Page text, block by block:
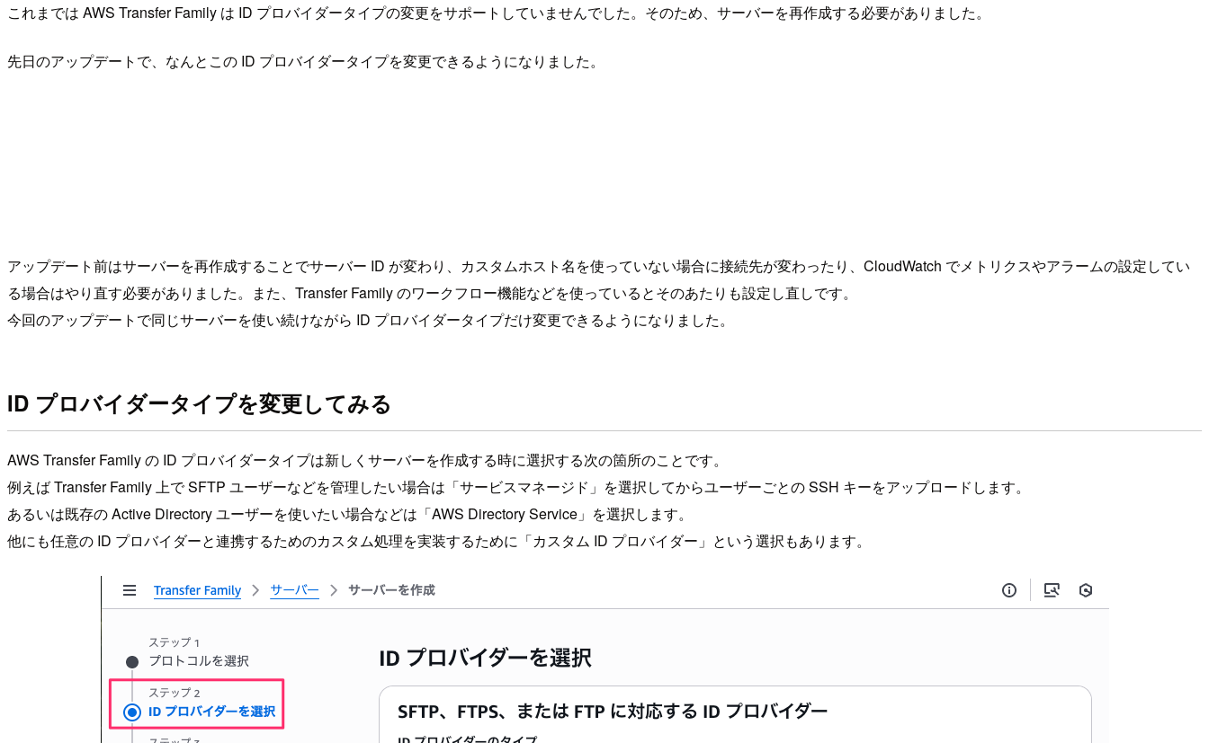
これまでは AWS Transfer Family は ID プロバイダータイプの変更をサポートしていませんでした。そのため、サーバーを再作成する必要がありました。
先日のアップデートで、なんとこの ID プロバイダータイプを変更できるようになりました。
アップデート前はサーバーを再作成することでサーバー ID が変わり、カスタムホスト名を使っていない場合に接続先が変わったり、CloudWatch でメトリクスやアラームの設定してい
る場合はやり直す必要がありました。また、Transfer Family のワークフロー機能などを使っているとそのあたりも設定し直しです。
今回のアップデートで同じサーバーを使い続けながら ID プロバイダータイプだけ変更できるようになりました。
ID プロバイダータイプを変更してみる
AWS Transfer Family の ID プロバイダータイプは新しくサーバーを作成する時に選択する次の箇所のことです。
例えば Transfer Family 上で SFTP ユーザーなどを管理したい場合は「サービスマネージド」を選択してからユーザーごとの SSH キーをアップロードします。
あるいは既存の Active Directory ユーザーを使いたい場合などは「AWS Directory Service」を選択します。
他にも任意の ID プロバイダーと連携するためのカスタム処理を実装するために「カスタム ID プロバイダー」という選択もあります。